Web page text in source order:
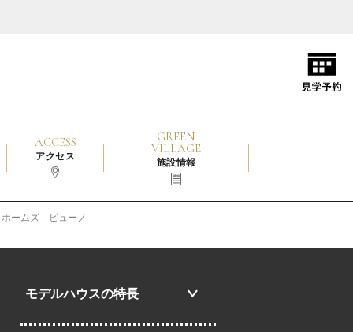
ACCESS
アクセス
GREEN
VILLAGE
施設情報
ホームズ ビューノ
モデルハウスの特長